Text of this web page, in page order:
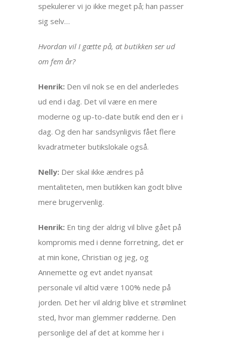
spekulerer vi jo ikke meget på; han passer
sig selv…
Hvordan vil I gætte på, at butikken ser ud
om fem år?
Henrik: Den vil nok se en del anderledes
ud end i dag. Det vil være en mere
moderne og up-to-date butik end den er i
dag. Og den har sandsynligvis fået flere
kvadratmeter butikslokale også.
Nelly: Der skal ikke ændres på
mentaliteten, men butikken kan godt blive
mere brugervenlig.
Henrik: En ting der aldrig vil blive gået på
kompromis med i denne forretning, det er
at min kone, Christian og jeg, og
Annemette og evt andet nyansat
personale vil altid være 100% nede på
jorden. Det her vil aldrig blive et strømlinet
sted, hvor man glemmer rødderne. Den
personlige del af det at komme her i